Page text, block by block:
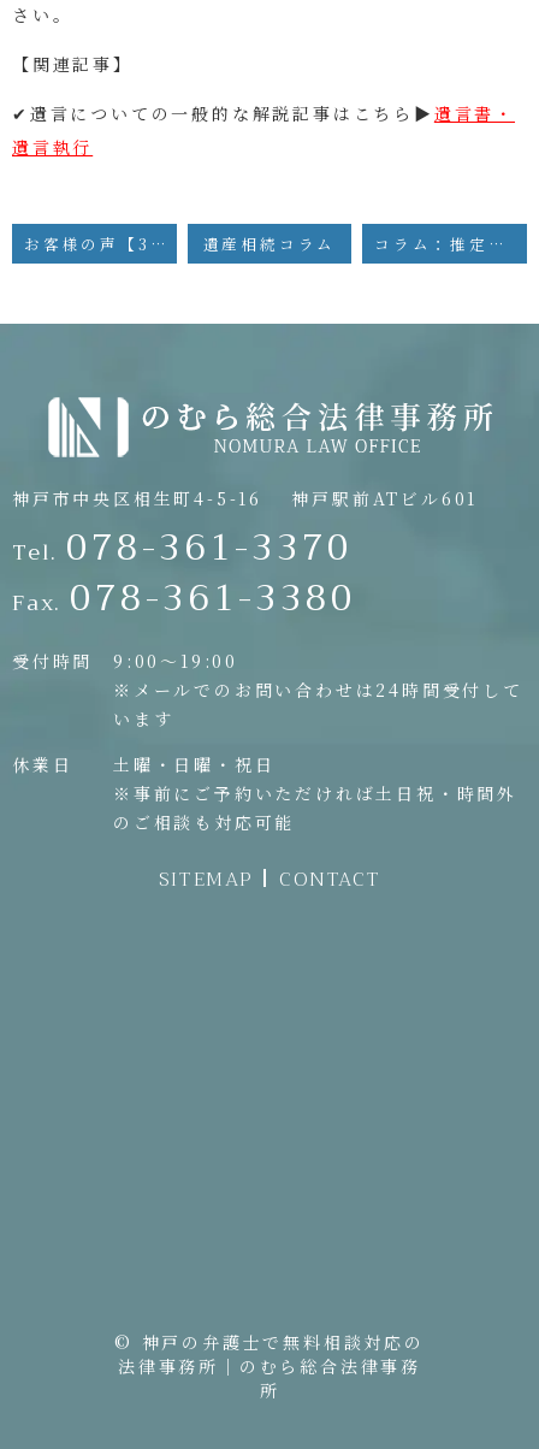
さい。
【関連記事】
✔遺言についての一般的な解説記事はこちら▶ 遺言書・
遺言執行
お客様の声【3】お子さまの問題 遺産相続コラム コラム：推定相続人の廃除
神戸市中央区相生町4-5-16 神戸駅前ATビル601
Tel. 078-361-3370
Fax. 078-361-3380
受付時間
9:00〜19:00
※メールでのお問い合わせは24時間受付して
います
休業日
土曜・日曜・祝日
※事前にご予約いただければ土日祝・時間外
のご相談も対応可能
SITEMAP CONTACT
© 神戸の弁護士で無料相談対応の
法律事務所｜のむら総合法律事務
所